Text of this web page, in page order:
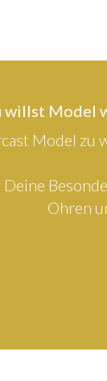
willst Model
Model zu
Ohren